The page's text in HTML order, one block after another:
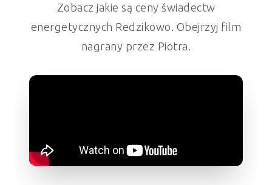
Zobacz jakie są ceny świadectw
energetycznych Redzikowo . Obejrzyj film
nagrany przez Piotra.